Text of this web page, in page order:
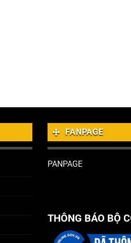
FANPAGE
PANPAGE
THÔNG BÁO BỘ